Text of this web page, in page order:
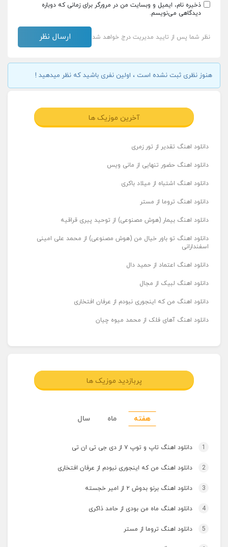
ذخیره نام، ایمیل و وبسایت من در مرورگر برای زمانی که دوباره
دیدگاهی می‌نویسم.
نظر شما پس از تایید مدیریت درج خواهد شد
هنوز نظری ثبت نشده است ، اولین نفری باشید که نظر میدهید !
آخرین موزیک ها
دانلود اهنگ تقدیر از تور زمری
دانلود اهنگ حضور تنهایی از مانی ویس
دانلود اهنگ اشتباه از میلاد باکری
دانلود اهنگ تروما از مستر
دانلود اهنگ بیمار (هوش مصنوعی) از توحید پیری قراقیه
دانلود اهنگ تو باور خیال من (هوش مصنوعی) از محمد علی امینی
اسفندارانی
دانلود اهنگ اعتماد از حمید دال
دانلود اهنگ لبیک از مجال
دانلود اهنگ من که اینجوری نبودم از عرفان افتخاری
دانلود اهنگ آهای فلک از محمد میوه چیان
پربازدید موزیک ها
هفته ماه سال
1 دانلود اهنگ تاپ و توپ ۷ از دی جی تی ان تی
2 دانلود اهنگ من که اینجوری نبودم از عرفان افتخاری
3 دانلود اهنگ برنو بدوش ۲ از امیر خجسته
4 دانلود اهنگ ماه من بودی از حامد ذاکری
5 دانلود اهنگ تروما از مستر